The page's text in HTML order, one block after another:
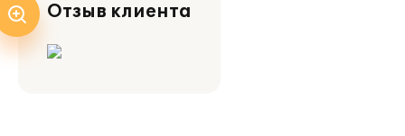
Отзыв клиента